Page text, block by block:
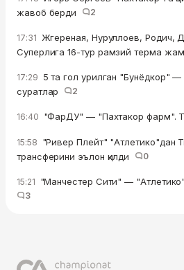
жавоб берди
2
17:31 Жгереная, Нуруллоев, Родич,
Суперлига 16-тур рамзий терма
17:29 5 та гол урилган "Бунёдкор"
суратлар
2
16:40 "ФарДУ" — "Пахтакор фарм".
15:58 "Ривер Плейт" "Атлетико"дан
трансферини эълон қилди
0
15:21 "Манчестер Сити" —
3